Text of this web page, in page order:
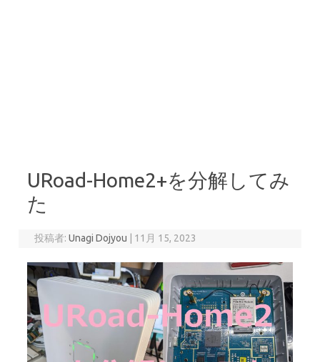
URoad-Home2+を分解してみ
た
投稿者:Unagi Dojyou 11月 15, 2023